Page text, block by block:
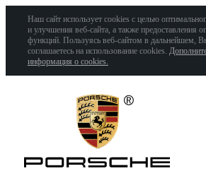
Наш сайт использует cookies с целью
и улучшения веб-сайта, а также предоставления
функций. Пользуясь веб-сайтом в дальнейшем,
соглашаетесь на использование cookies.
информация о cookies.